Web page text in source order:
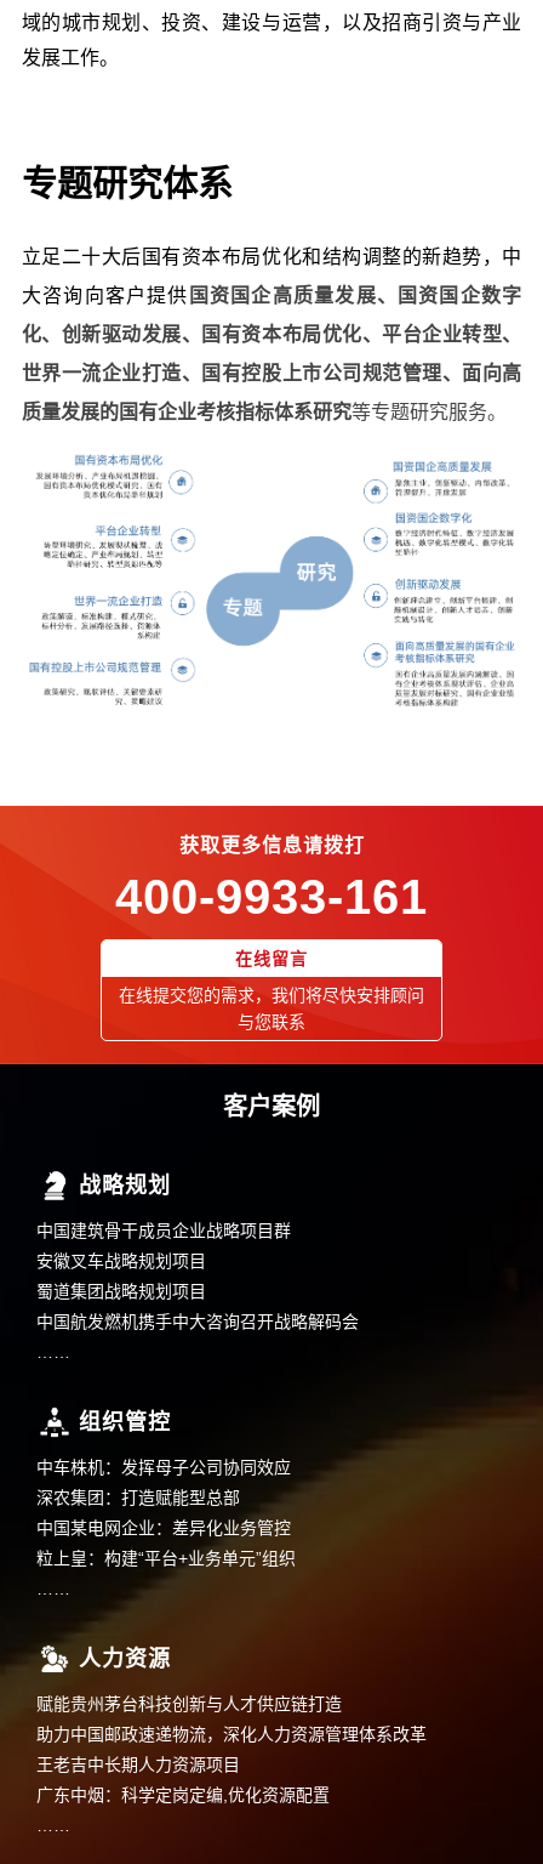
域的城市规划、投资、建设与运营，以及招商引资与产业
发展工作。
专题研究体系
立足二十大后国有资本布局优化和结构调整的新趋势，中
大咨询向客户提供 国资国企高质量发展、国资国企数字
化、创新驱动发展、国有资本布局优化、平台企业转型、
世界一流企业打造、国有控股上市公司规范管理、面向高
质量发展的国有企业考核指标体系研究等专题研究服务。
获取更多信息请拨打
400-9933-161
在线留言
在线提交您的需求，我们将尽快安排顾问
与您联系
客户案例
战略规划
中国建筑骨干成员企业战略项目群
安徽叉车战略规划项目
蜀道集团战略规划项目
中国航发燃机携手中大咨询召开战略解码会
……
组织管控
中车株机：发挥母子公司协同效应
深农集团：打造赋能型总部
中国某电网企业：差异化业务管控
粒上皇：构建“平台+业务单元”组织
……
人力资源
赋能贵州茅台科技创新与人才供应链打造
助力中国邮政速递物流，深化人力资源管理体系改革
王老吉中长期人力资源项目
广东中烟：科学定岗定编,优化资源配置
……